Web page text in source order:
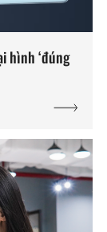
hình ‘đúng